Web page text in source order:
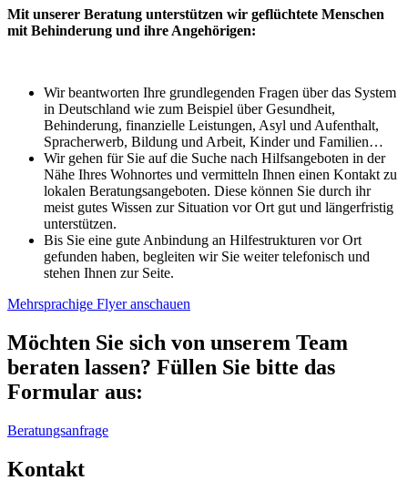
Mit unserer Beratung unterstützen wir geflüchtete Menschen
mit Behinderung und ihre Angehörigen:
Wir beantworten Ihre grundlegenden Fragen über das System
in Deutschland wie zum Beispiel über Gesundheit,
Behinderung, finanzielle Leistungen, Asyl und Aufenthalt,
Spracherwerb, Bildung und Arbeit, Kinder und Familien…
Wir gehen für Sie auf die Suche nach Hilfsangeboten in der
Nähe Ihres Wohnortes und vermitteln Ihnen einen Kontakt zu
lokalen Beratungsangeboten. Diese können Sie durch ihr
meist gutes Wissen zur Situation vor Ort gut und längerfristig
unterstützen.
Bis Sie eine gute Anbindung an Hilfestrukturen vor Ort
gefunden haben, begleiten wir Sie weiter telefonisch und
stehen Ihnen zur Seite.
Mehrsprachige Flyer anschauen
Möchten Sie sich von unserem Team
beraten lassen? Füllen Sie bitte das
Formular aus:
Beratungsanfrage
Kontakt